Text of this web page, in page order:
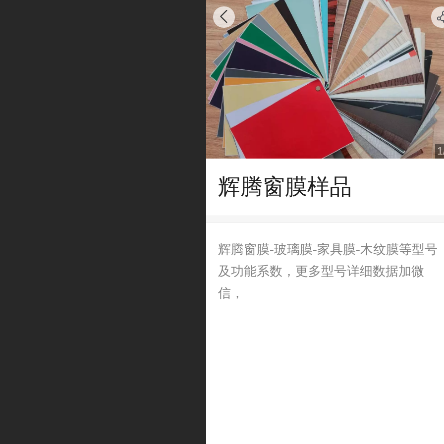
1
辉腾窗膜样品
辉腾窗膜-玻璃膜-家具膜-木纹膜等型号
及功能系数，更多型号详细数据加微
信，